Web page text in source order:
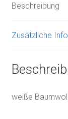
Beschreibung
Zusätzliche
weiße